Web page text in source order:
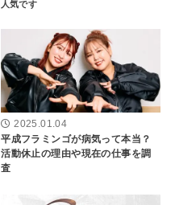
2025.01.04
平成フラミンゴが病気って本当？
活動休止の理由や現在の仕事を調
査